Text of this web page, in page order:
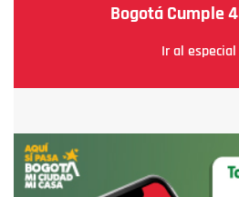
Bogotá Cumple
Ir al